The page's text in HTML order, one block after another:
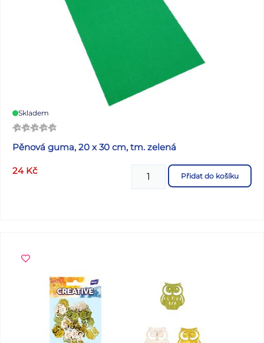
Skladem
Pěnová guma, 20 x 30 cm, tm. zelená
24 Kč Přidat do košíku